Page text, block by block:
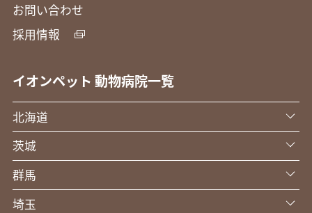
お問い合わせ
採用情報
イオンペット 動物病院一覧
北海道
茨城
群馬
埼玉